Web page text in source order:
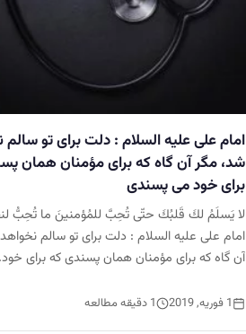
امام على عليه السلام : دلت براى تو
شد، مگر آن گاه كه براى مؤمنان همان
براى خود مى پسندى
لا يَسلَمُ لكَ قَلبُكَ حتّى تُحِبَّ للمُؤمنينَ ما تُحِبُّ
امام على عليه السلام : دلت براى تو سالم
آن گاه كه براى مؤمنان همان پسندى كه براى
1 فوریه, 2019 1 دقیقه مطالعه